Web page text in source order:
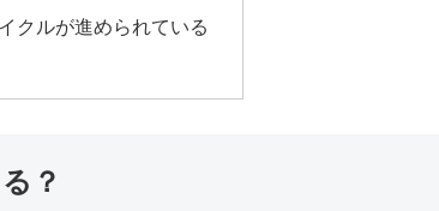
クルが進められている
？